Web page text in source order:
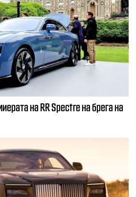
на RR Spectre на брега на